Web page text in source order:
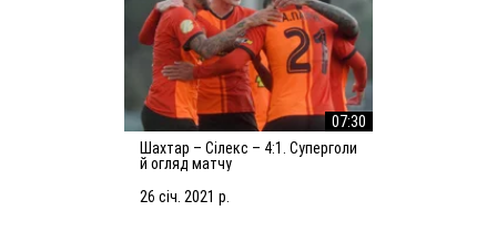
07:30
Шахтар – Сілекс – 4:1. Суперголи
й огляд матчу
26 січ. 2021 р.